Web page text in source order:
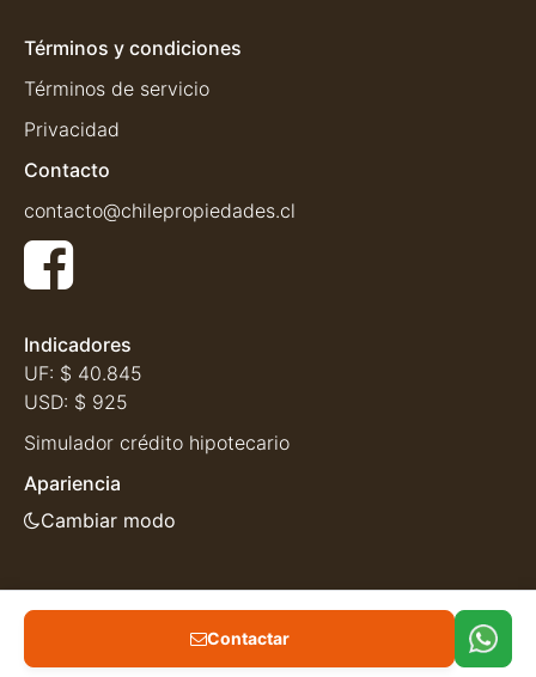
Contactar
Términos y condiciones
Términos de servicio
Privacidad
Contacto
contacto@chilepropiedades.cl
Indicadores
UF: $ 40.845
USD: $ 925
Simulador crédito hipotecario
Apariencia
Cambiar modo